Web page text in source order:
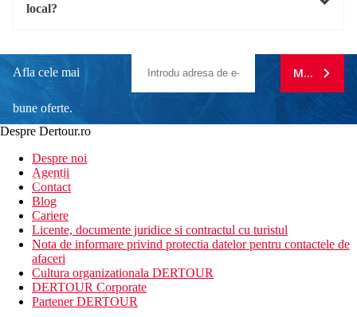
local?
Afla cele mai
bune oferte.
newsletter!
MA
Despre Dertour.ro
Despre noi
Agentii
Contact
Blog
Cariere
Licente, documente juridice si contractul cu turistul
Nota de informare privind protectia datelor pentru contactele de
afaceri
Cultura organizationala DERTOUR
DERTOUR Corporate
Partener DERTOUR